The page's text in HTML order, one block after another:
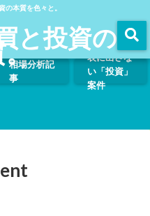
の本質を色々と。
と投資の
相場分析記
事
表に出さな
い「投資」
案件